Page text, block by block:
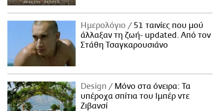
Ημερολόγιο
51 ταινίες που μού
άλλαξαν τη ζωή- updated. Aπό τον
Στάθη Τσαγκαρουσιάνο
Design
Μόνο στα όνειρα: Τα
υπέροχα σπίτια του Ιμπέρ ντε
Ζιβανσί